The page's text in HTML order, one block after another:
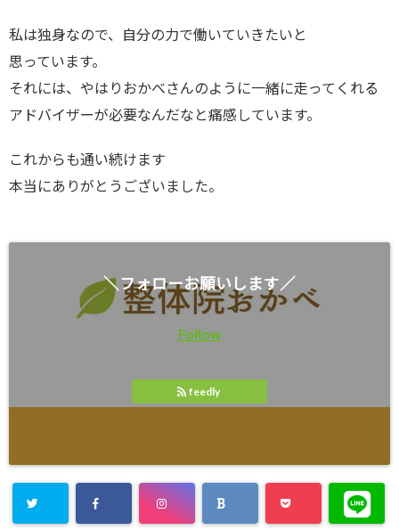
私は独身なので、自分の力で働いていきたいと
思っています。
それには、やはりおかべさんのように一緒に走ってくれる
アドバイザーが必要なんだなと痛感しています。
これからも通い続けます
本当にありがとうございました。
＼フォローお願いします／
Follow
feedly